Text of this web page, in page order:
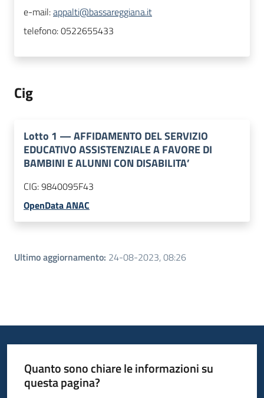
e-mail:appalti@bassareggiana.it
telefono:0522655433
Cig
Lotto 1 —AFFIDAMENTO DEL SERVIZIO
EDUCATIVO ASSISTENZIALE A FAVORE DI
BAMBINI E ALUNNI CON DISABILITA’
CIG:9840095F43
OpenData ANAC
Ultimo aggiornamento: 24-08-2023, 08:26
Quanto sono chiare le informazioni su
questa pagina?